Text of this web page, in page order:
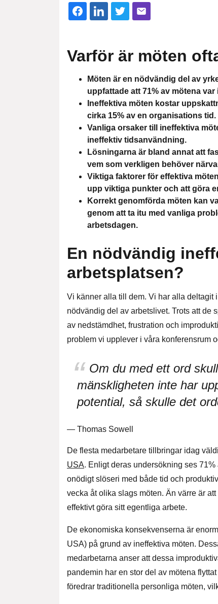
Varför är möten
Möten är en nödvändig del av
uppfattade att 71% av mötena var
Ineffektiva möten kostar
cirka 15% av en organisations tid.
Vanliga orsaker till ineffektiva
ineffektiv tidsanvändning.
Lösningarna är bland annat att
vem som verkligen behöver
Viktiga faktorer för effektiva
upp viktiga punkter och att göra
Korrekt genomförda möten kan
genom att ta itu med vanliga
arbetsdagen.
En nödvändig
arbetsplatsen?
Vi känner alla till dem. Vi har alla deltagit
nödvändig del av arbetslivet. Trots att de
av nedstämdhet, frustration och
problem vi upplever i våra konferensrum
Om du med ett ord
mänskligheten inte har
potential, så skulle det
— Thomas Sowell
De flesta medarbetare tillbringar idag
USA. Enligt deras undersökning ses
onödigt slöseri med både tid och
vecka åt olika slags möten. Än värre är
effektivt göra sitt egentliga arbete.
De ekonomiska konsekvenserna är
USA) på grund av ineffektiva möten.
medarbetarna anser att dessa
pandemin har en stor del av mötena
föredrar traditionella personliga möten,